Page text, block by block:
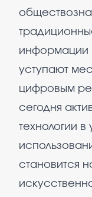
информации
уступают
цифровым
сегодня
технологии
становится